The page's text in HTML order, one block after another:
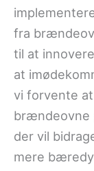
fra
til at
at
vi forvente
brændeovne
der vil
mere